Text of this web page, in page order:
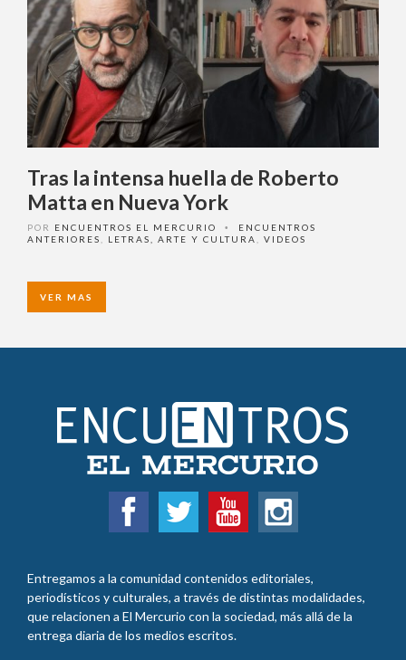
Tras la intensa huella de Roberto
Matta en Nueva York
POR ENCUENTROS EL MERCURIO •
ENCUENTROS
ANTERIORES
LETRAS, ARTE Y CULTURA VIDEOS
VER MAS
Entregamos a la comunidad contenidos editoriales,
periodísticos y culturales, a través de distintas modalidades,
que relacionen a El Mercurio con la sociedad, más allá de la
entrega diaria de los medios escritos.